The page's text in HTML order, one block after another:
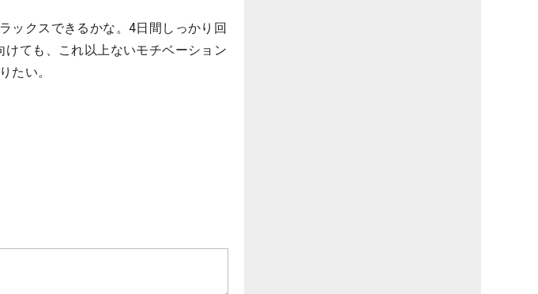
ックスできるかな。4日間しっかり回
ても、これ以上ないモチベーション
たい。